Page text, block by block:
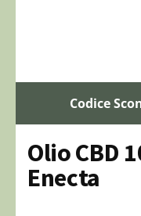
Codice
Olio CBD
Enecta